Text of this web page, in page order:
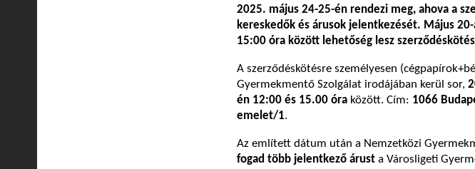
2025. május 24-25-én rendezi meg, ahova a
kereskedők és árusok jelentkezését. Május
15:00 óra között lehetőség lesz
A szerződéskötésre személyesen
Gyermekmentő Szolgálat irodájában kerül sor,
én 12:00 és 15.00 óra között. Cím: 1066
emelet/1.
Az említett dátum után a Nemzetközi
fogad több jelentkező árust a Városligeti